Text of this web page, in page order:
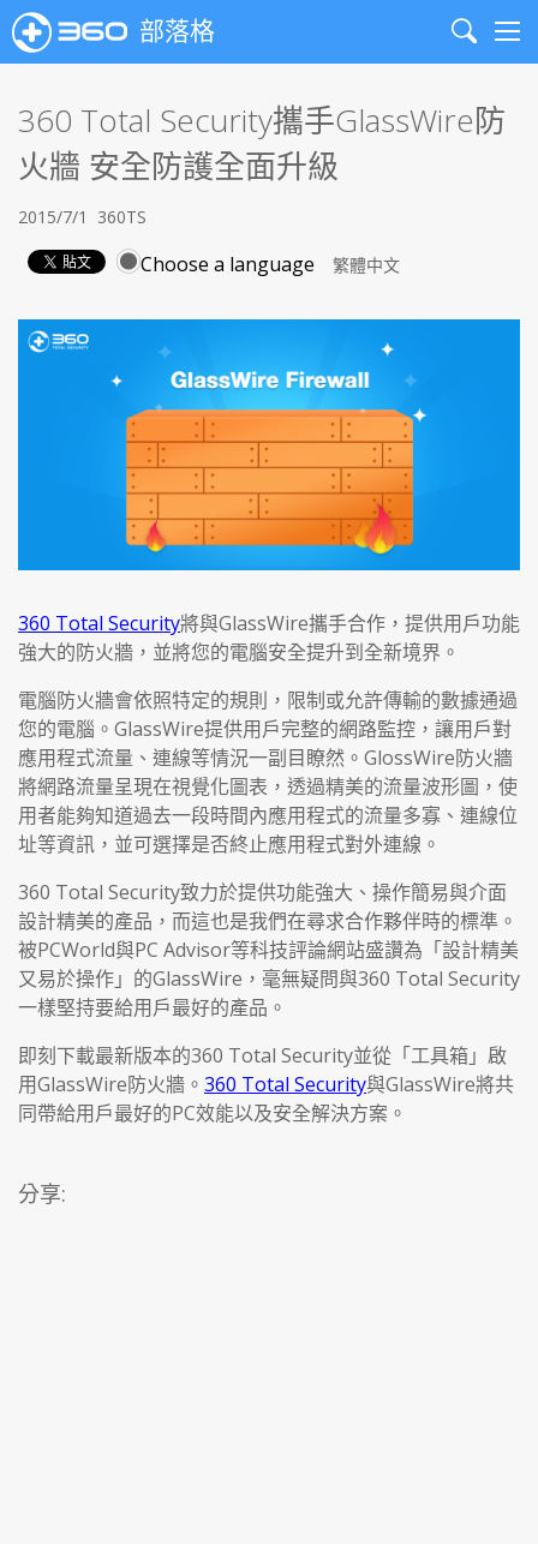
部落格
Search
360 Total Security攜手GlassWire防
火牆 安全防護全面升級
2015/7/1 360TS
Choose a language
360 Total Security將與GlassWire攜手合作，提供用戶功能
強大的防火牆，並將您的電腦安全提升到全新境界。
電腦防火牆會依照特定的規則，限制或允許傳輸的數據通過
您的電腦。GlassWire提供用戶完整的網路監控，讓用戶對
應用程式流量、連線等情況一副目瞭然。GlossWire防火牆
將網路流量呈現在視覺化圖表，透過精美的流量波形圖，使
用者能夠知道過去一段時間內應用程式的流量多寡、連線位
址等資訊，並可選擇是否終止應用程式對外連線。
360 Total Security致力於提供功能強大、操作簡易與介面
設計精美的產品，而這也是我們在尋求合作夥伴時的標準。
被PCWorld與PC Advisor等科技評論網站盛讚為「設計精美
又易於操作」的GlassWire，毫無疑問與360 Total Security
一樣堅持要給用戶最好的產品。
即刻下載最新版本的360 Total Security並從「工具箱」啟
用GlassWire防火牆。 360 Total Security與GlassWire將共
同帶給用戶最好的PC效能以及安全解決方案。
分享: